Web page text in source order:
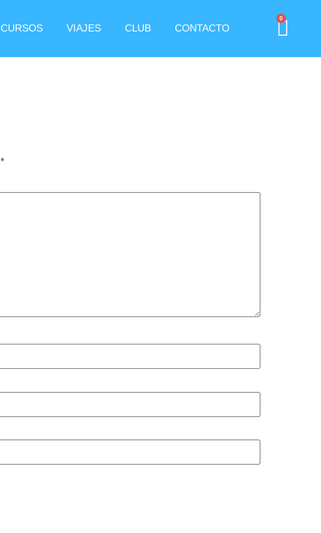
CURSOS VIAJES CLUB CONTACTO
0
*